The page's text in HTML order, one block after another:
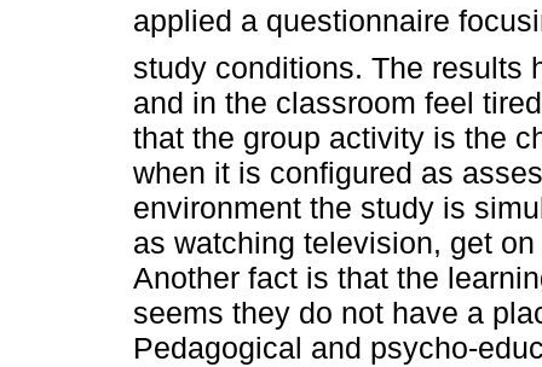
applied a questionnaire
study conditions. The results
and in the classroom feel
that the group activity is the
when it is configured as
environment the study is
as watching television, get
Another fact is that the
seems they do not have a
Pedagogical and psycho-